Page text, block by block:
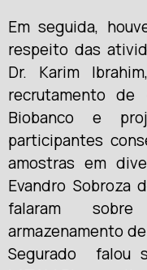
Em seguida,
respeito das
Dr. Karim
recrutamento de
Biobanco e
participantes
amostras em
Evandro Sobroza
falaram
armazenamento
Segurado falou